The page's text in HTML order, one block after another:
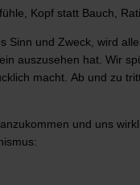
Kopf statt Bauch,
Sinn und Zweck, wird
auszusehen hat. Wir
macht. Ab und zu
und uns